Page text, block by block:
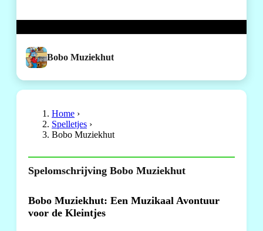
Bobo Muziekhut
Home ›
Spelletjes ›
Bobo Muziekhut
Spelomschrijving Bobo Muziekhut
Bobo Muziekhut: Een Muzikaal Avontuur
voor de Kleintjes